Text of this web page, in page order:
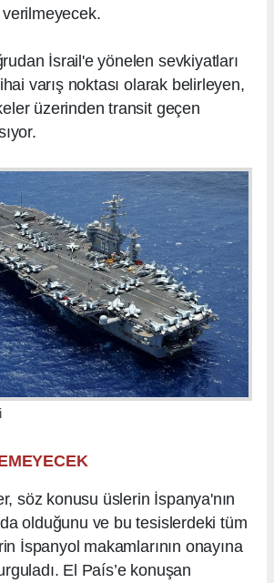
İsrail'e yönelen sevkiyatları
varış noktası olarak belirleyen,
üzerinden transit geçen
söz konusu üslerin İspanya'nın
olduğunu ve bu tesislerdeki tüm
İspanyol makamlarının onayına
El País’e konuşan